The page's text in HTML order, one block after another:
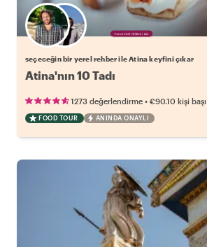
Favori yerel rehberini seç
seçeceğin bir yerel rehber ile Atina keyfini çıkar
Atina'nın 10 Tadı
1273 değerlendirme • €90.10 kişi başı
FOOD TOUR ANINDA ONAYLI